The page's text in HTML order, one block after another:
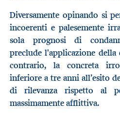
Diversamente opinando si
incoerenti e palesemente
sola prognosi di
preclude l'applicazione della
contrario, la concreta
inferiore a tre anni all’esito
di rilevanza rispetto al
massimamente afflittiva.